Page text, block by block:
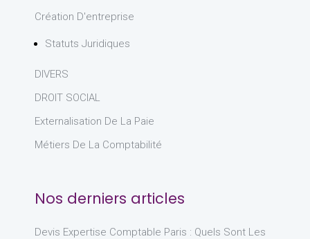
Création D'entreprise
Statuts Juridiques
DIVERS
DROIT SOCIAL
Externalisation De La Paie
Métiers De La Comptabilité
Nos derniers articles
Devis Expertise Comptable Paris : Quels Sont Les